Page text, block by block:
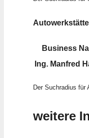
Business
Ing. Manfred
Der Suchradius für
weitere